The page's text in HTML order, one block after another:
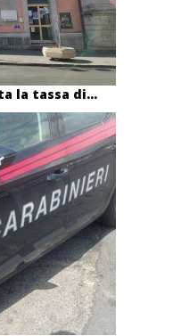
la tassa di...